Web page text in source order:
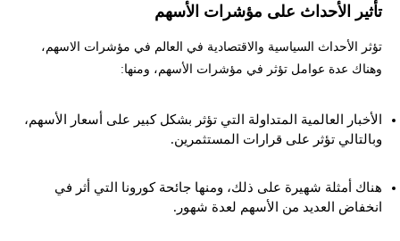
تأثير الأحداث على مؤشرات الأسهم
تؤثر الأحداث السياسية والاقتصادية في العالم في مؤشرات الاسهم،
وهناك عدة عوامل تؤثر في مؤشرات الأسهم، ومنها:
الأخبار العالمية المتداولة التي تؤثر بشكل كبير على أسعار الأسهم،
وبالتالي تؤثر على قرارات المستثمرين.
هناك أمثلة شهيرة على ذلك، ومنها جائحة كورونا التي أثر في
انخفاض العديد من الأسهم لعدة شهور.